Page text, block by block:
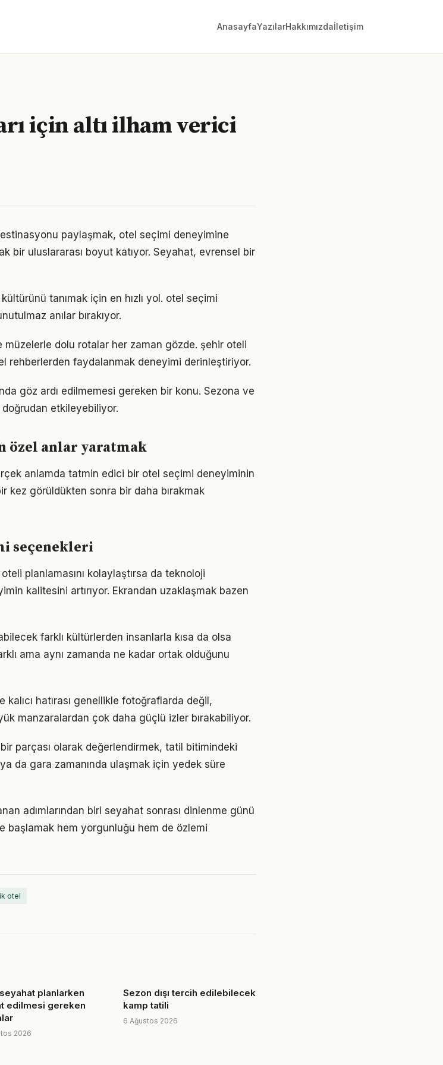
AnasayfaYazılarHakkımızdaİletişim
için altı ilham verici
paylaşmak, otel seçimi deneyimine
bir uluslararası boyut katıyor. Seyahat, evrensel bir
tanımak için en hızlı yol. otel seçimi
anılar bırakıyor.
müzelerle dolu rotalar her zaman gözde. şehir oteli
rehberlerden faydalanmak deneyimi derinleştiriyor.
göz ardı edilmemesi gereken bir konu. Sezona ve
etkileyebiliyor.
özel anlar yaratmak
anlamda tatmin edici bir otel seçimi deneyiminin
kez görüldükten sonra bir daha bırakmak
seçenekleri
planlamasını kolaylaştırsa da teknoloji
kalitesini artırıyor. Ekrandan uzaklaşmak bazen
farklı kültürlerden insanlarla kısa da olsa
ama aynı zamanda ne kadar ortak olduğunu
hatırası genellikle fotoğraflarda değil,
manzaralardan çok daha güçlü izler bırakabiliyor.
parçası olarak değerlendirmek, tatil bitimindeki
da gara zamanında ulaşmak için yedek süre
adımlarından biri seyahat sonrası dinlenme günü
başlamak hem yorgunluğu hem de özlemi
otel
planlarken
edilmesi gereken
2026
Sezon dışı tercih edilebilecek
kamp tatili
6 Ağustos 2026